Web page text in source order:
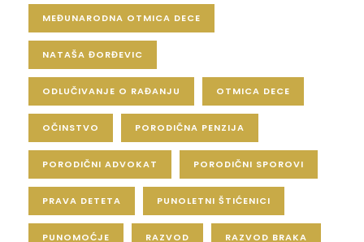
MEĐUNARODNA OTMICA DECE
NATAŠA ĐORĐEVIC
ODLUČIVANJE O RAĐANJU OTMICA DECE
OČINSTVO PORODIČNA PENZIJA
PORODIČNI ADVOKAT PORODIČNI SPOROVI
PRAVA DETETA PUNOLETNI ŠTIĆENICI
PUNOMOĆJE RAZVOD RAZVOD BRAKA